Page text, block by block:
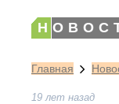
Главная
19 лет назад